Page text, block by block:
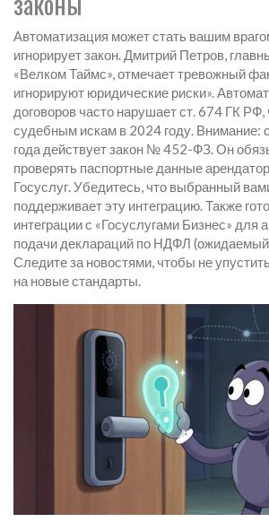
Автоматизация может стать вашим
игнорирует закон. Дмитрий Петров,
«Велком Таймс», отмечает тревожный
игнорируют юридические риски».
договоров часто нарушает ст. 674 ГК РФ,
судебным искам в 2024 году. Внимание:
года действует закон № 452-ФЗ. Он
проверять паспортные данные
Госуслуг. Убедитесь, что выбранный
поддерживает эту интеграцию. Также
интеграции с «Госуслугами Бизнес» для
подачи деклараций по НДФЛ
Следите за новостями, чтобы не
на новые стандарты.